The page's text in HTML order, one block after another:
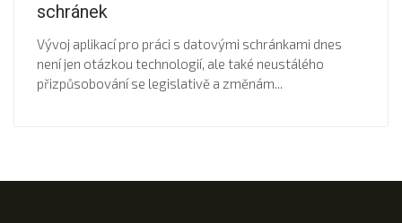
schránek
Vývoj aplikací pro práci s datovými schránkami dnes
není jen otázkou technologií, ale také neustálého
přizpůsobování se legislativě a změnám...